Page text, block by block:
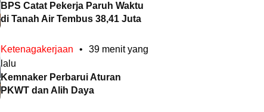
BPS Catat Pekerja Paruh Waktu
di Tanah Air Tembus 38,41 Juta
Ketenagakerjaan •
39 menit yang
lalu
Kemnaker Perbarui Aturan
PKWT dan Alih Daya